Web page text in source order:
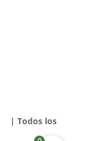
| Todos los